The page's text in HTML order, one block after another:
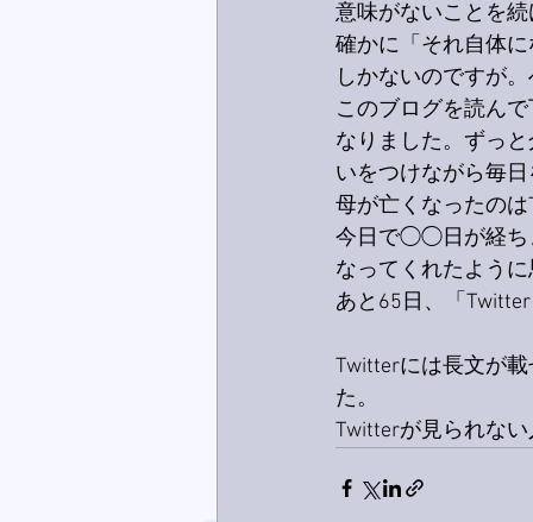
意味がないことを
確かに「それ自体
しかないのですが
このブログを読ん
なりました。ずっ
いをつけながら毎
母が亡くなったの
今日で◯◯日が経ち
なってくれたよう
あと65日、「
Twitterには長文が
た。
Twitterが見られな